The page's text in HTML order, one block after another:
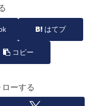
はてブ
コピー
ーする